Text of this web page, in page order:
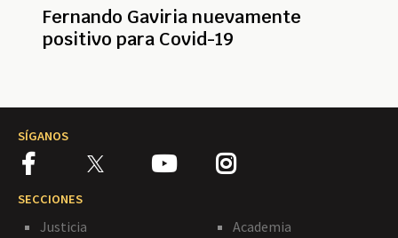
Fernando Gaviria nuevamente
positivo para Covid-19
SÍGANOS
SECCIONES
Justicia
Academia